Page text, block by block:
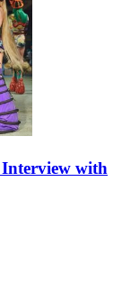
Interview with